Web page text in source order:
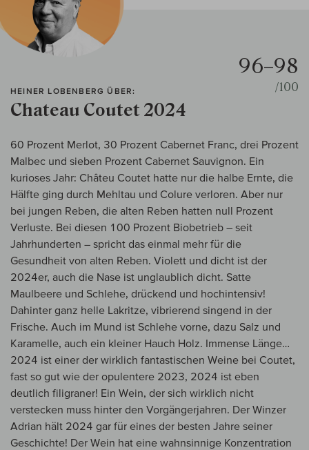
HEINER LOBENBERG ÜBER:
Chateau Coutet 2024
96–98
/100
60 Prozent Merlot, 30 Prozent Cabernet Franc, drei Prozent
Malbec und sieben Prozent Cabernet Sauvignon. Ein
kurioses Jahr: Châteu Coutet hatte nur die halbe Ernte, die
Hälfte ging durch Mehltau und Colure verloren. Aber nur
bei jungen Reben, die alten Reben hatten null Prozent
Verluste. Bei diesen 100 Prozent Biobetrieb – seit
Jahrhunderten – spricht das einmal mehr für die
Gesundheit von alten Reben. Violett und dicht ist der
2024er, auch die Nase ist unglaublich dicht. Satte
Maulbeere und Schlehe, drückend und hochintensiv!
Dahinter ganz helle Lakritze, vibrierend singend in der
Frische. Auch im Mund ist Schlehe vorne, dazu Salz und
Karamelle, auch ein kleiner Hauch Holz. Immense Länge…
2024 ist einer der wirklich fantastischen Weine bei Coutet,
fast so gut wie der opulentere 2023, 2024 ist eben
deutlich filigraner! Ein Wein, der sich wirklich nicht
verstecken muss hinter den Vorgängerjahren. Der Winzer
Adrian hält 2024 gar für eines der besten Jahre seiner
Geschichte! Der Wein hat eine wahnsinnige Konzentration